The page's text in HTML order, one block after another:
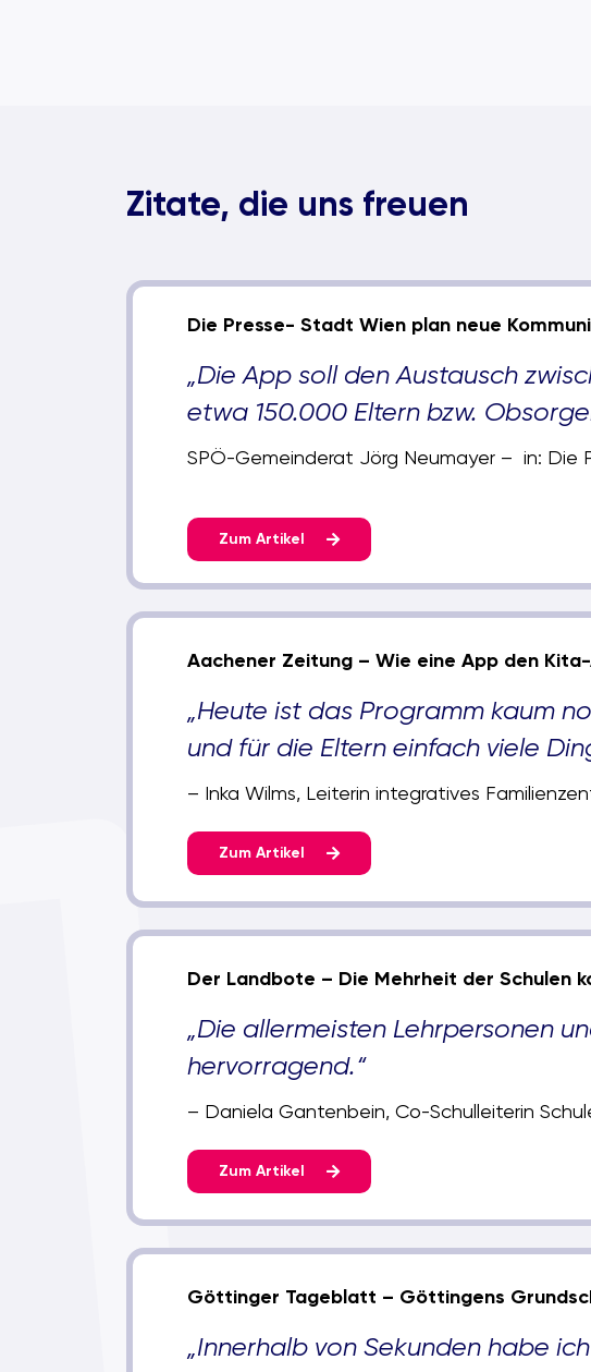
Zitate, die uns freuen
Die Presse- Stadt Wien plan neue
„Die App soll den Austausch
etwa 150.000 Eltern bzw.
SPÖ-Gemeinderat Jörg Neumayer – in: Die
Zum Artikel
Aachener Zeitung – Wie eine App den
„Heute ist das Programm kaum
und für die Eltern einfach viele
– Inka Wilms, Leiterin integratives
Zum Artikel
Der Landbote – Die Mehrheit der Schulen
„Die allermeisten Lehrpersonen
hervorragend.“
– Daniela Gantenbein, Co-Schulleiterin
Zum Artikel
Göttinger Tageblatt – Göttingens
„Innerhalb von Sekunden habe